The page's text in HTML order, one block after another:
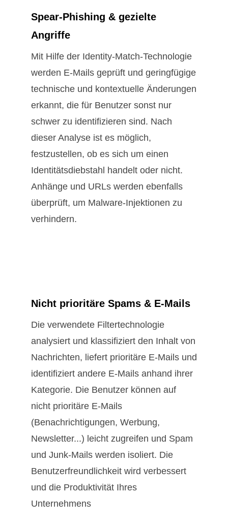
Spear-Phishing & gezielte
Angriffe
Mit Hilfe der Identity-Match-Technologie
werden E-Mails geprüft und geringfügige
technische und kontextuelle Änderungen
erkannt, die für Benutzer sonst nur
schwer zu identifizieren sind. Nach
dieser Analyse ist es möglich,
festzustellen, ob es sich um einen
Identitätsdiebstahl handelt oder nicht.
Anhänge und URLs werden ebenfalls
überprüft, um Malware-Injektionen zu
verhindern.
Nicht prioritäre Spams & E-Mails
Die verwendete Filtertechnologie
analysiert und klassifiziert den Inhalt von
Nachrichten, liefert prioritäre E-Mails und
identifiziert andere E-Mails anhand ihrer
Kategorie. Die Benutzer können auf
nicht prioritäre E-Mails
(Benachrichtigungen, Werbung,
Newsletter...) leicht zugreifen und Spam
und Junk-Mails werden isoliert. Die
Benutzerfreundlichkeit wird verbessert
und die Produktivität Ihres
Unternehmens